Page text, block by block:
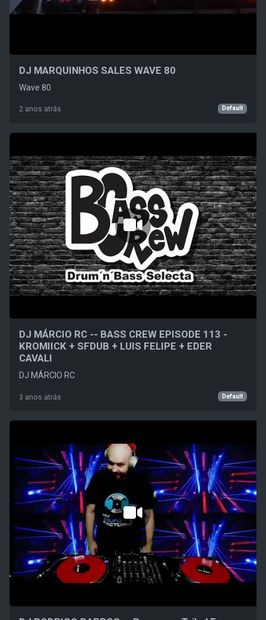
DJ MARQUINHOS SALES WAVE 80
Wave 80
2 anos atrás Default
DJ MÁRCIO RC -- BASS CREW EPISODE 113 -
KROMIICK + SFDUB + LUIS FELIPE + EDER
CAVALI
DJ MÁRCIO RC
3 anos atrás Default